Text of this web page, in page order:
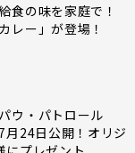
食の味を家庭で！
レー」が登場！
ウ・パトロール
月24日公開！オリジ